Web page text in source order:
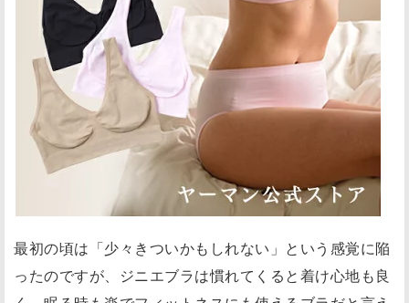
最初の頃は「少々きついかもしれない」という感覚に陥
ったのですが、ジニエブラは慣れてくると着け心地も良